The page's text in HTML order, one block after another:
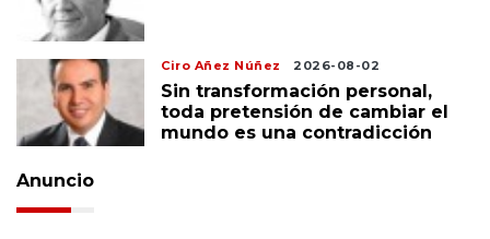
Ciro Añez Núñez 2026-08-02
Sin transformación personal,
toda pretensión de cambiar el
mundo es una contradicción
Anuncio